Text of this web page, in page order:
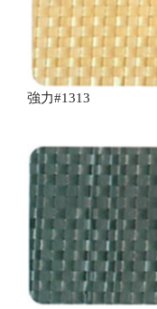
強力#1313